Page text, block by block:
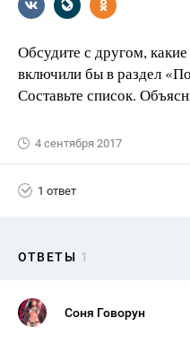
Обсудите с другом,
включили бы в раздел
Составьте список.
4 сентября 2017
1 ответ
ОТВЕТЫ 1
Соня Говорун